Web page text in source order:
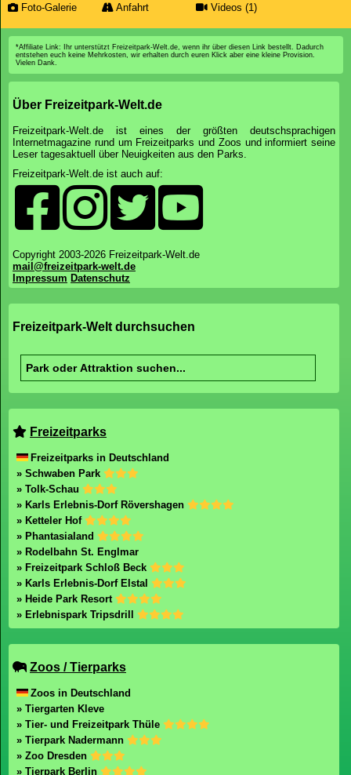
Foto-Galerie Anfahrt Videos (1)
*Affiliate Link: Ihr unterstützt Freizeitpark-Welt.de, wenn ihr über diesen Link bestellt. Dadurch
entstehen euch keine Mehrkosten, wir erhalten durch euren Klick aber eine kleine Provision.
Vielen Dank.
Über Freizeitpark-Welt.de
Freizeitpark-Welt.de ist eines der größten deutschsprachigen
Internetmagazine rund um Freizeitparks und Zoos und informiert seine
Leser tagesaktuell über Neuigkeiten aus den Parks.
Freizeitpark-Welt.de ist auch auf:
Copyright 2003-2026 Freizeitpark-Welt.de
mail@freizeitpark-welt.de
Impressum Datenschutz
Freizeitpark-Welt durchsuchen
Freizeitparks
Freizeitparks in Deutschland
» Schwaben Park
» Tolk-Schau
» Karls Erlebnis-Dorf Rövershagen
» Ketteler Hof
» Phantasialand
» Rodelbahn St. Englmar
» Freizeitpark Schloß Beck
» Karls Erlebnis-Dorf Elstal
» Heide Park Resort
» Erlebnispark Tripsdrill
Zoos / Tierparks
Zoos in Deutschland
» Tiergarten Kleve
» Tier- und Freizeitpark Thüle
» Tierpark Nadermann
» Zoo Dresden
» Tierpark Berlin